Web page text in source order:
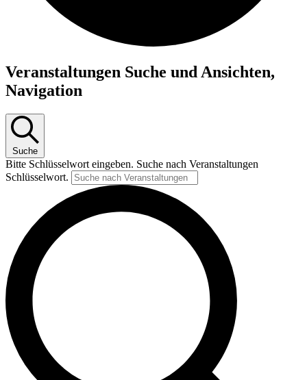
Veranstaltungen
für
Juni
2026
Veranstaltungen Suche und Ansichten,
Navigation
Suche
Bitte Schlüsselwort eingeben. Suche nach Veranstaltungen
Schlüsselwort.